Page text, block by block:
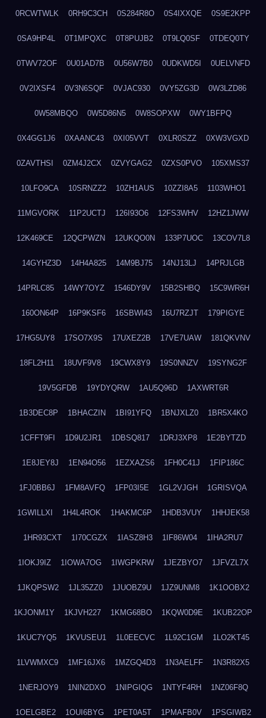
0RCWTWLK 0RH9C3CH 0S284R8O 0S4IXXQE 0S9E2KPP
0SA9HP4L 0T1MPQXC 0T8PUJB2 0T9LQ0SF 0TDEQ0TY
0TWV72OF 0U01AD7B 0U56W7B0 0UDKWD5I 0UELVNFD
0V2IXSF4 0V3N6SQF 0VJAC930 0VY5ZG3D 0W3LZD86
0W58MBQO 0W5D86N5 0W8SOPXW 0WY1BFPQ
0X4GG1J6 0XAANC43 0XI05VVT 0XLR0SZZ 0XW3VGXD
0ZAVTHSI 0ZM4J2CX 0ZVYGAG2 0ZXS0PVO 105XMS37
10LFO9CA 10SRNZZ2 10ZH1AUS 10ZZI8A5 1103WHO1
11MGVORK 11P2UCTJ 126I93O6 12FS3WHV 12HZ1JWW
12K469CE 12QCPWZN 12UKQO0N 133P7UOC 13COV7L8
14GYHZ3D 14H4A825 14M9BJ75 14NJ13LJ 14PRJLGB
14PRLC85 14WY7OYZ 1546DY9V 15B2SHBQ 15C9WR6H
160ON64P 16P9KSF6 16SBWI43 16U7RZJT 179PIGYE
17HG5UY8 17SO7X9S 17UXEZ2B 17VE7UAW 181QKVNV
18FL2H11 18UVF9V8 19CWX8Y9 19S0NNZV 19SYNG2F
19V5GFDB 19YDYQRW 1AU5Q96D 1AXWRT6R
1B3DEC8P 1BHACZIN 1BI91YFQ 1BNJXLZ0 1BR5X4KO
1CFFT9FI 1D9U2JR1 1DBSQ817 1DRJ3XP8 1E2BYTZD
1E8JEY8J 1EN94O56 1EZXAZS6 1FH0C41J 1FIP186C
1FJ0BB6J 1FM8AVFQ 1FP03I5E 1GL2VJGH 1GRISVQA
1GWILLXI 1H4L4ROK 1HAKMC6P 1HDB3VUY 1HHJEK58
1HR93CXT 1I70CGZX 1IASZ8H3 1IF86W04 1IHA2RU7
1IOKJ9IZ 1IOWA7OG 1IWGPKRW 1JEZBYO7 1JFVZL7X
1JKQPSW2 1JL35ZZ0 1JUOBZ9U 1JZ9UNM8 1K1OOBX2
1KJONM1Y 1KJVH227 1KMG68BO 1KQW0D9E 1KUB22OP
1KUC7YQ5 1KVUSEU1 1L0EECVC 1L92C1GM 1LO2KT45
1LVWMXC9 1MF16JX6 1MZGQ4D3 1N3AELFF 1N3R82X5
1NERJOY9 1NIN2DXO 1NIPGIQG 1NTYF4RH 1NZ06F8Q
1OELGBE2 1OUI6BYG 1PET0A5T 1PMAFB0V 1PSGIWB2